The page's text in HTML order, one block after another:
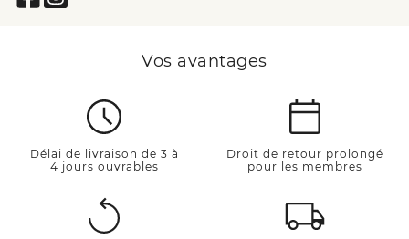
Vos avantages
Délai de livraison de 3 à
4 jours ouvrables
Droit de retour prolongé
pour les membres